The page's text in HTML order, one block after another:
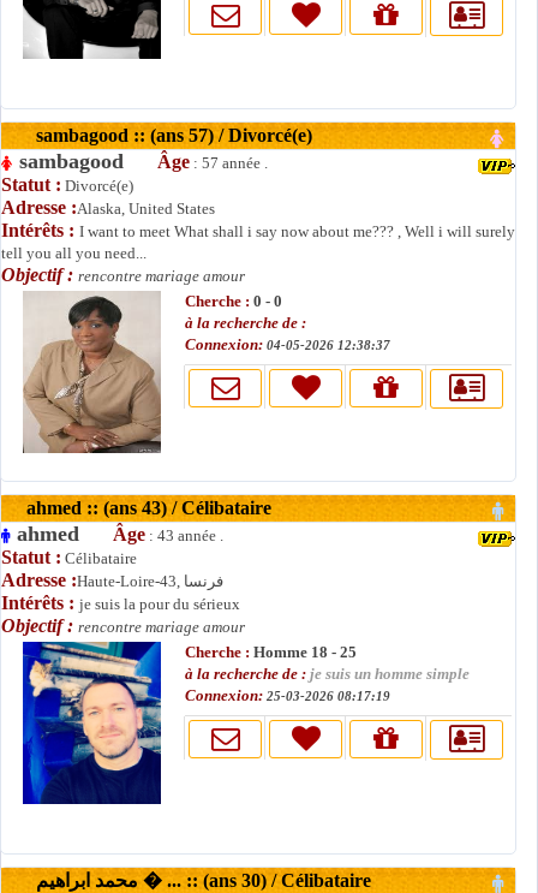
sambagood :: (ans 57) / Divorcé(e)
sambagood Âge : 57 année .
Statut : Divorcé(e)
Adresse :Alaska, United States
Intérêts : I want to meet What shall i say now about me??? , Well i will surely
tell you all you need...
Objectif : rencontre mariage amour
Cherche : 0 - 0
à la recherche de :
Connexion: 04-05-2026 12:38:37
ahmed :: (ans 43) / Célibataire
ahmed Âge : 43 année .
Statut : Célibataire
Adresse : Haute-Loire-43, فرنسا
Intérêts : je suis la pour du sérieux
Objectif : rencontre mariage amour
Cherche : Homme 18 - 25
à la recherche de : je suis un homme simple
Connexion: 25-03-2026 08:17:19
محمد ابراهیم � ... :: (ans 30) / Célibataire